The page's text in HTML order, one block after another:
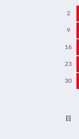
2
9
16
23
30
日